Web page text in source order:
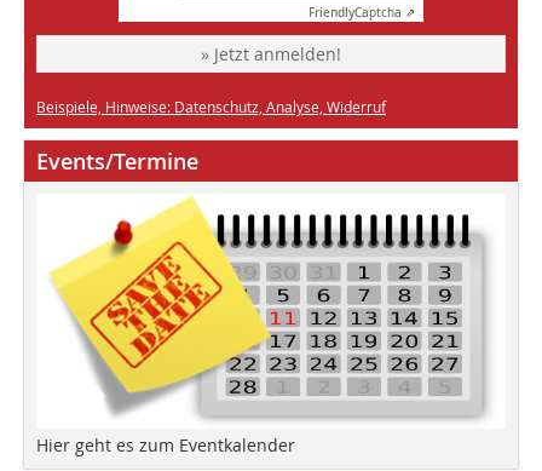
FriendlyCaptcha ⇗
» Jetzt anmelden!
Beispiele, Hinweise: Datenschutz, Analyse, Widerruf
Events/Termine
Hier geht es zum Eventkalender